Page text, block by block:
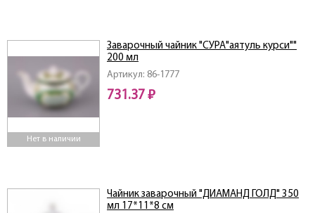
Нет в наличии
Артикул: 86-1777
Заварочный чайник "СУРА"аятуль курси""
200 мл
731.37 ₽
Чайник заварочный "ДИАМАНД ГОЛД" 350
мл 17*11*8 см